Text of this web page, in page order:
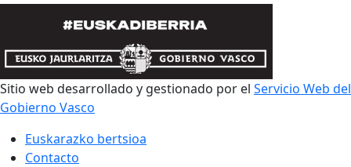
Sitio web desarrollado y gestionado por el Servicio Web del
Gobierno Vasco
Euskarazko bertsioa
Contacto